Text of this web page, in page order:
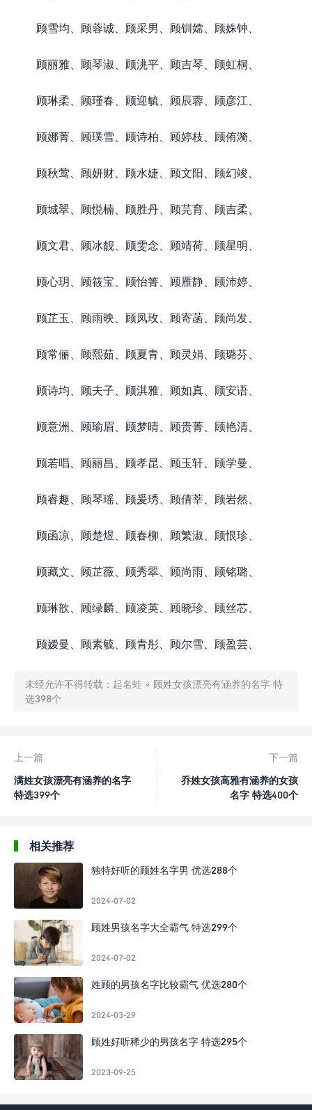
顾雪均、顾蓉诚、顾采男、顾钏嫦、顾姝钟、
顾丽雅、顾琴淑、顾洮平、顾吉琴、顾虹桐、
顾琳柔、顾瑾春、顾迎毓、顾辰蓉、顾彦江、
顾娜菁、顾璞雪、顾诗柏、顾婷枝、顾侑漪、
顾秋莺、顾妍财、顾水婕、顾文阳、顾幻竣、
顾城翠、顾悦楠、顾胜丹、顾芫育、顾吉柔、
顾文君、顾冰靓、顾雯念、顾靖荷、顾星明、
顾心玥、顾筱宝、顾怡箐、顾雁静、顾沛婷、
顾芷玉、顾雨映、顾凤玫、顾寄菡、顾尚发、
顾常俪、顾熙茹、顾夏青、顾灵娟、顾璐芬、
顾诗均、顾夫子、顾淇雅、顾如真、顾安语、
顾意洲、顾瑜眉、顾梦晴、顾贵菁、顾艳清、
顾若唱、顾丽昌、顾孝昆、顾玉轩、顾学曼、
顾睿趣、顾琴瑶、顾爰琇、顾倩莘、顾岩然、
顾函凉、顾楚煜、顾春柳、顾繁淑、顾恨珍、
顾藏文、顾芷薇、顾秀翠、顾尚雨、顾铭璐、
顾琳歆、顾绿麟、顾凌英、顾晓珍、顾丝芯、
顾嫒曼、顾素毓、顾青彤、顾尔雪、顾盈芸、
未经允许不得转载： 起名蛙 » 顾姓女孩漂亮有涵养的名字 特
选398个
上一篇
满姓女孩漂亮有涵养的名字
特选399个
下一篇
乔姓女孩高雅有涵养的女孩
名字 特选400个
相关推荐
独特好听的顾姓名字男 优选288个
2024-07-02
顾姓男孩名字大全霸气 特选299个
2024-07-02
姓顾的男孩名字比较霸气 优选280个
2024-03-29
顾姓好听稀少的男孩名字 特选295个
2023-09-25